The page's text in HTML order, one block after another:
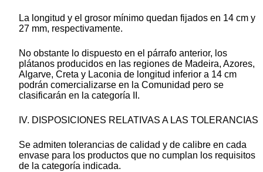
La longitud y el grosor mínimo quedan fijados en 14 cm y
27 mm, respectivamente.
No obstante lo dispuesto en el párrafo anterior, los
plátanos producidos en las regiones de Madeira, Azores,
Algarve, Creta y Laconia de longitud inferior a 14 cm
podrán comercializarse en la Comunidad pero se
clasificarán en la categoría II.
IV. DISPOSICIONES RELATIVAS A LAS TOLERANCIAS
Se admiten tolerancias de calidad y de calibre en cada
envase para los productos que no cumplan los requisitos
de la categoría indicada.